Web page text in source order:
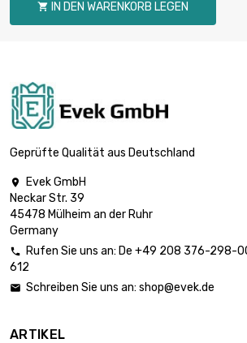
Länge : 1 Meter x 5
Durchmesser :
25mm (≈63/64
981,39 €
Länge : 1 Meter x 5
st/pc
26mm (≈1.023
Länge : 1 Meter x 5
 IN DEN WARENKORB LEGEN
Geprüfte Qualität aus Deutschland

Evek GmbH
Neckar Str. 39
45478 Mülheim an der Ruhr
Germany
 Rufen Sie uns an: De +49 208 376-298-
612
 Schreiben Sie uns an: shop@evek.de
ARTIKEL